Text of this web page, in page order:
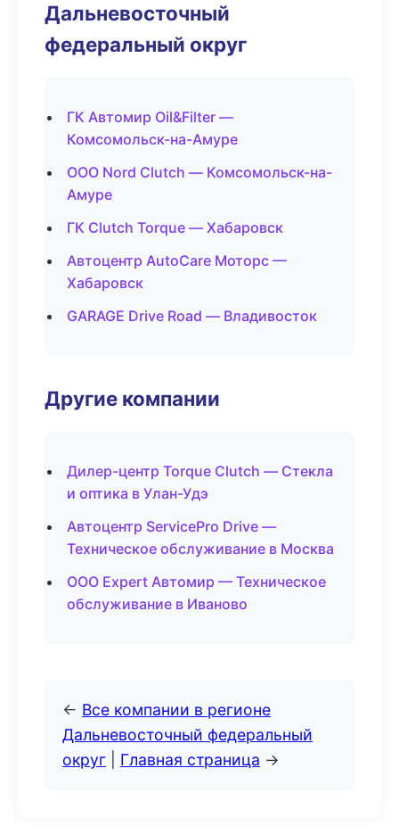
Дальневосточный
федеральный округ
ГК Автомир Oil&Filter —
Комсомольск-на-Амуре
ООО Nord Clutch — Комсомольск-на-
Амуре
ГК Clutch Torque — Хабаровск
Автоцентр AutoCare Моторс —
Хабаровск
GARAGE Drive Road — Владивосток
Другие компании
Дилер-центр Torque Clutch — Стекла
и оптика в Улан-Удэ
Автоцентр ServicePro Drive —
Техническое обслуживание в Москва
ООО Expert Автомир — Техническое
обслуживание в Иваново
← Все компании в регионе
Дальневосточный федеральный
округ
Главная страница →